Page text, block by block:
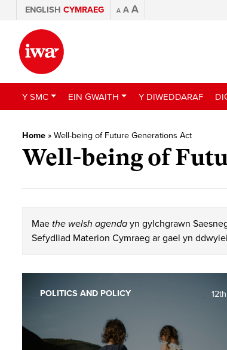
ENGLISH CYMRAEG A A A
Y SMC EIN GWAITH Y DIWEDDARAF
Home » Well-being of Future Generations Act
Well-being of
Mae the welsh agenda yn gylchgrawn
Sefydliad Materion Cymraeg ar gael yn
POLITICS AND POLICY